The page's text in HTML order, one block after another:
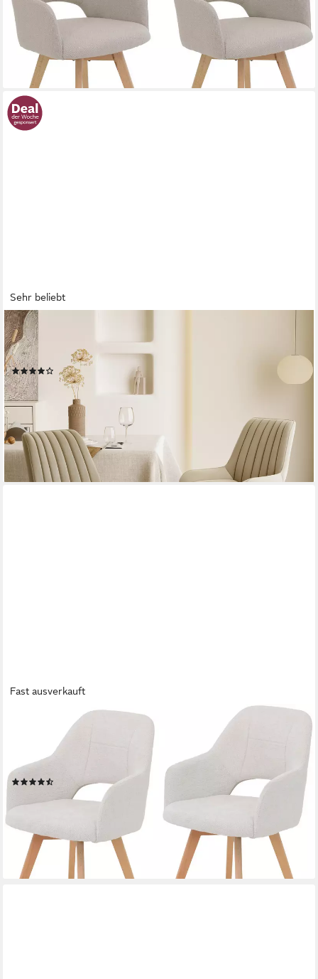
169,99 € UVP420,99 €
(85,00 €/ 1 Stk)
-60%
lieferbar - in 5-6 Werktagen bei dir
Sehr beliebt
HAWTHYHOME
Esszimmerstuhl Stuhlset – Polsterstühle, Moderner Küchenstuhl
(2 St), mit Ergonomischer Rückenlehne und Metallbeinen
(170)
ab 98,99 € UVP
nur bis Dienstag
(49,50 €/ 1 Stk)
-37%
lieferbar - in 3-4 Werktagen bei dir
Fast ausverkauft
Armlehnstuhl SOFIA Armlehnenstuhl mit Massivholzgestell,
Bezug Webstoff (Set, 2 St), Esszimmerstuhl, Sessel mit
Armlehnen, dezenter Rückenausschnitt
UVP329,99 €
(85,50 €/ 1 Stk)
-48%
lieferbar - in 2-4 Werktagen bei dir